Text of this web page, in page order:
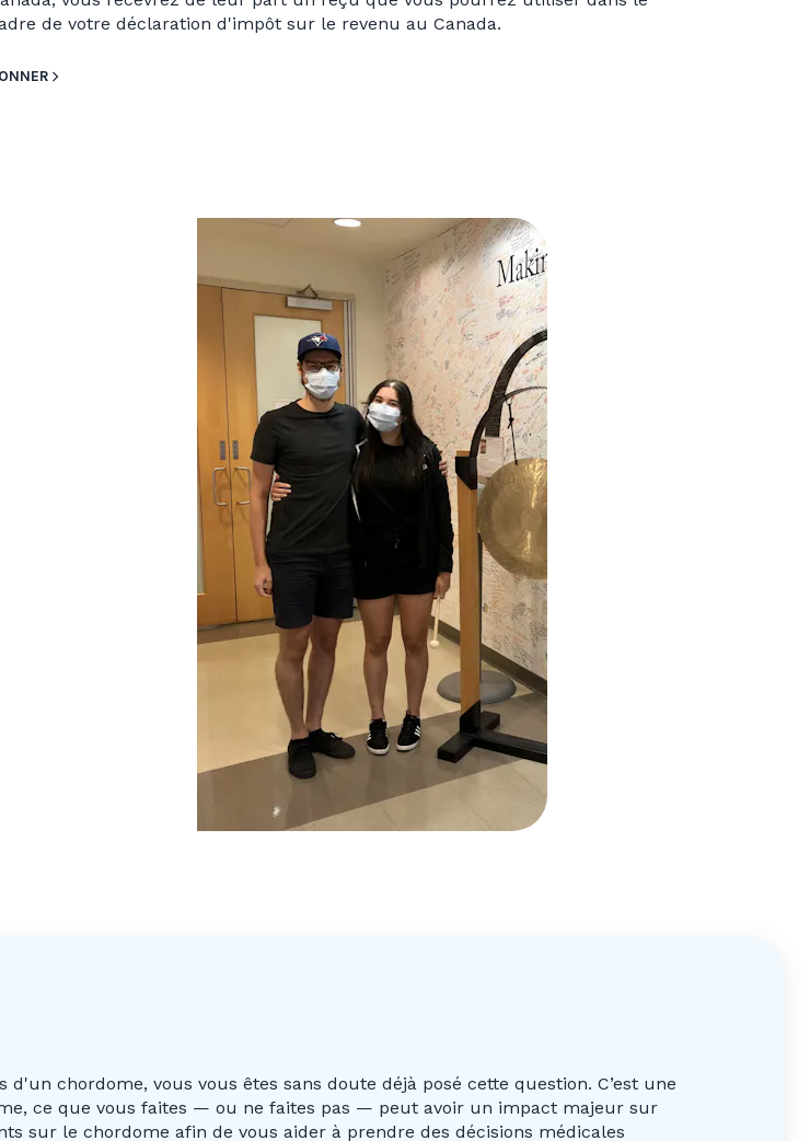
de votre déclaration d'impôt sur le revenu au Canada.
chordome, vous vous êtes sans doute déjà posé cette question. C’est une
ce que vous faites — ou ne faites pas — peut avoir un impact majeur sur
sur le chordome afin de vous aider à prendre des décisions médicales